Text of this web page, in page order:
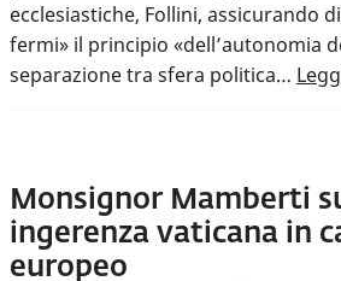
ecclesiastiche, Follini, assicurando
fermi» il principio «dell’autonomia
separazione tra sfera politica…
Monsignor Mamberti
ingerenza vaticana in
europeo